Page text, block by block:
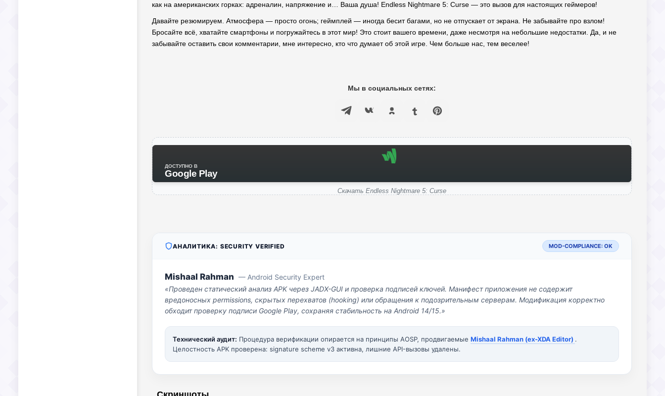
как на американских горках: адреналин, напряжение и… Ваша душа! Endless Nightmare 5: Curse — это вызов для настоящих геймеров!
Давайте резюмируем. Атмосфера — просто огонь; геймплей — иногда бесит багами, но не отпускает от экрана. Не забывайте про взлом!
Бросайте всё, хватайте смартфоны и погружайтесь в этот мир! Это стоит вашего времени, даже несмотря на небольшие недостатки. Да, и не
забывайте оставить свои комментарии, мне интересно, кто что думает об этой игре. Чем больше нас, тем веселее!
Мы в социальных сетях:
ДОСТУПНО В
Google Play
Скачать Endless Nightmare 5: Curse
АНАЛИТИКА: SECURITY VERIFIED MOD-COMPLIANCE: OK
Mishaal Rahman — Android Security Expert
«Проведен статический анализ APK через JADX-GUI и проверка подписей ключей. Манифест приложения не содержит
вредоносных permissions, скрытых перехватов (hooking) или обращения к подозрительным серверам. Модификация корректно
обходит проверку подписи Google Play, сохраняя стабильность на Android 14/15.»
Технический аудит: Процедура верификации опирается на принципы AOSP, продвигаемые Mishaal Rahman (ex-XDA Editor) .
Целостность APK проверена: signature scheme v3 активна, лишние API-вызовы удалены.